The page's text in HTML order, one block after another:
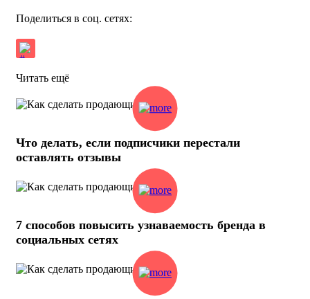
Поделиться в соц. сетях:
Читать ещё
Что делать, если подписчики перестали
оставлять отзывы
7 способов повысить узнаваемость бренда в
социальных сетях